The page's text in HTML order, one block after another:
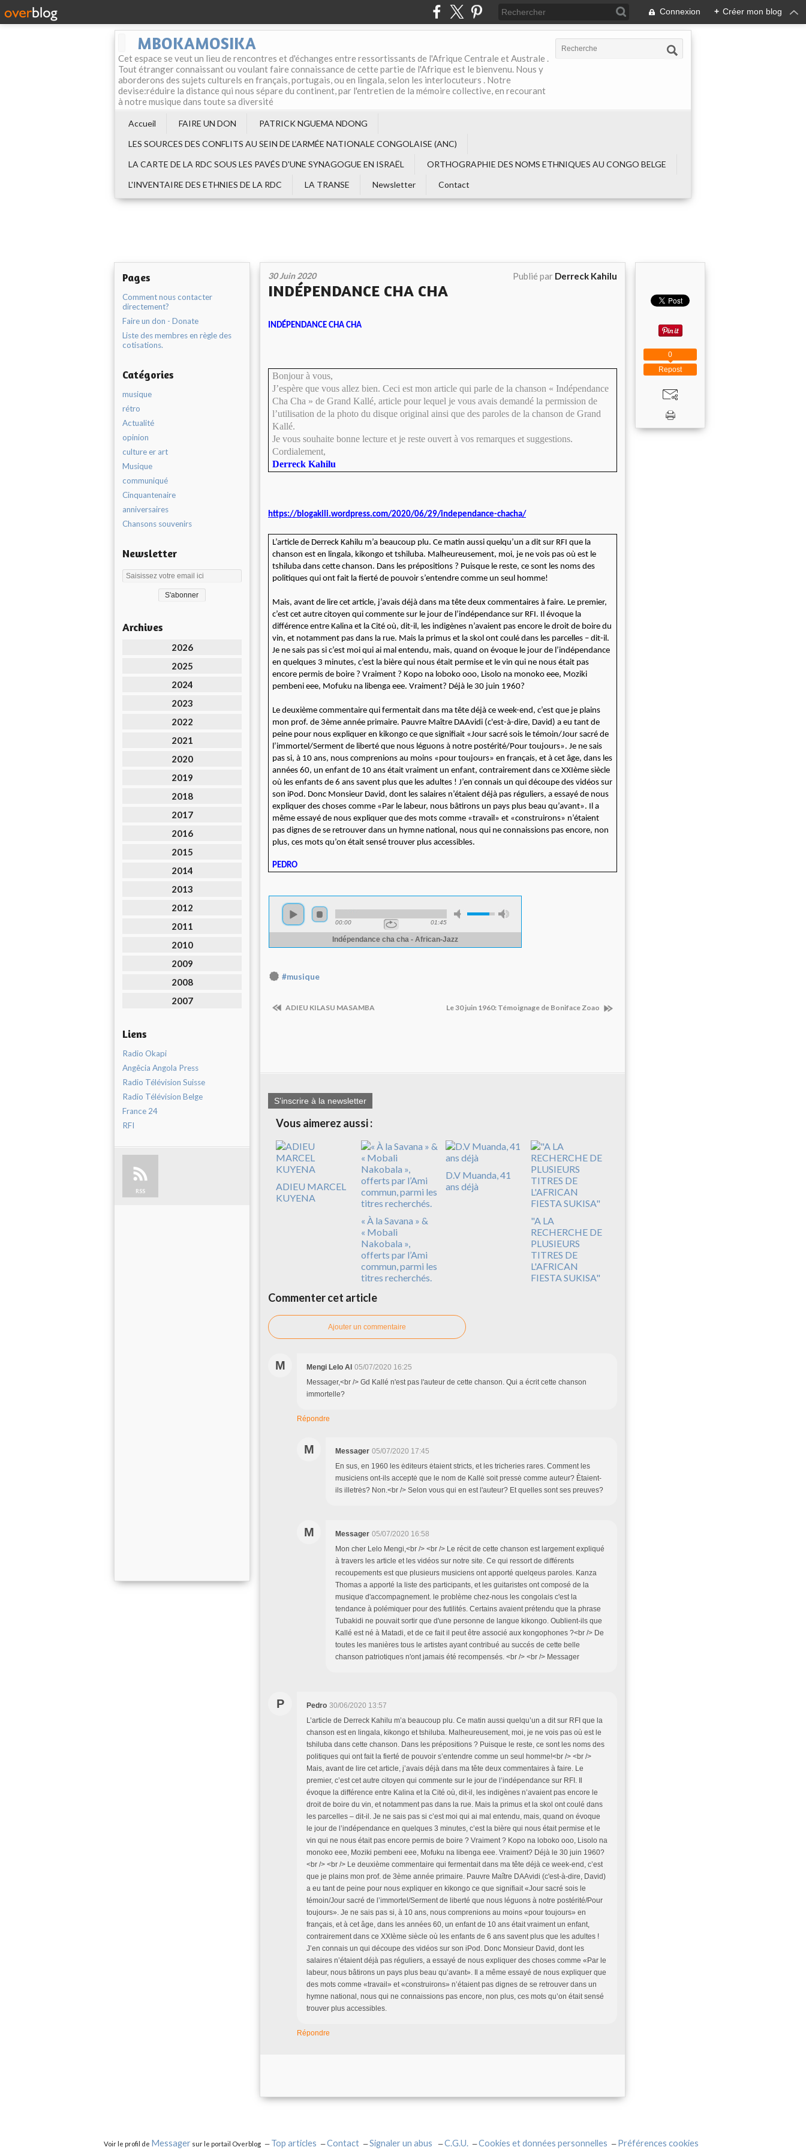
Connexion + Créer mon blog
MBOKAMOSIKA
Cet espace se veut un lieu de rencontres et d'échanges entre ressortissants de l'Afrique Centrale et Australe .
Tout étranger connaissant ou voulant faire connaissance de cette partie de l'Afrique est le bienvenu. Nous y
aborderons des sujets culturels en français, portugais, ou en lingala, selon les interlocuteurs . Notre
devise:réduire la distance qui nous sépare du continent, par l'entretien de la mémoire collective, en recourant
à notre musique dans toute sa diversité
Accueil FAIRE UN DON
PATRICK NGUEMA NDONG
LES SOURCES DES CONFLITS AU SEIN DE L‘ARMÉE NATIONALE CONGOLAISE (ANC)
LA CARTE DE LA RDC SOUS LES PAVÉS D'UNE SYNAGOGUE EN ISRAËL
ORTHOGRAPHIE DES NOMS ETHNIQUES AU CONGO BELGE
L'INVENTAIRE DES ETHNIES DE LA RDC
LA TRANSE Newsletter Contact
Pages
Comment nous contacter
directement?
Faire un don - Donate
Liste des membres en règle des
cotisations.
Catégories
musique
rétro
Actualité
opinion
culture er art
Musique
communiqué
Cinquantenaire
anniversaires
Chansons souvenirs
Newsletter
Archives
2026
2025
2024
2023
2022
2021
2020
2019
2018
2017
2016
2015
2014
2013
2012
2011
2010
2009
2008
2007
Liens
Radio Okapi
Angêcia Angola Press
Radio Télévision Suisse
Radio Télévision Belge
France 24
RFI
RSS
30 Juin 2020 Publié par Derreck Kahilu
INDÉPENDANCE CHA CHA
INDÉPENDANCE CHA CHA
Bonjour à vous,
J’espère que vous allez bien. Ceci est mon article qui parle de la chanson « Indépendance
Cha Cha » de Grand Kallé, article pour lequel je vous avais demandé la permission de
l’utilisation de la photo du disque original ainsi que des paroles de la chanson de Grand
Kallé.
Je vous souhaite bonne lecture et je reste ouvert à vos remarques et suggestions.
Cordialement,
Derreck Kahilu
https://blogakili.wordpress.com/2020/06/29/independance-chacha/
L’article de Derreck Kahilu m’a beaucoup plu. Ce matin aussi quelqu’un a dit sur RFI que la
chanson est en lingala, kikongo et tshiluba. Malheureusement, moi, je ne vois pas où est le
tshiluba dans cette chanson. Dans les prépositions ? Puisque le reste, ce sont les noms des
politiques qui ont fait la fierté de pouvoir s’entendre comme un seul homme!
Mais, avant de lire cet article, j’avais déjà dans ma tête deux commentaires à faire. Le premier,
c’est cet autre citoyen qui commente sur le jour de l’indépendance sur RFI. Il évoque la
différence entre Kalina et la Cité où, dit-il, les indigènes n’avaient pas encore le droit de boire du
vin, et notamment pas dans la rue. Mais la primus et la skol ont coulé dans les parcelles – dit-il.
Je ne sais pas si c’est moi qui ai mal entendu, mais, quand on évoque le jour de l’indépendance
en quelques 3 minutes, c’est la bière qui nous était permise et le vin qui ne nous était pas
encore permis de boire ? Vraiment ? Kopo na loboko ooo, Lisolo na monoko eee, Moziki
pembeni eee, Mofuku na libenga eee. Vraiment? Déjà le 30 juin 1960?
Le deuxième commentaire qui fermentait dans ma tête déjà ce week-end, c’est que je plains
mon prof. de 3ème année primaire. Pauvre Maître DAAvidi (c'est-à-dire, David) a eu tant de
peine pour nous expliquer en kikongo ce que signifiait «Jour sacré sois le témoin/Jour sacré de
l’immortel/Serment de liberté que nous léguons à notre postérité/Pour toujours». Je ne sais
pas si, à 10 ans, nous comprenions au moins «pour toujours» en français, et à cet âge, dans les
années 60, un enfant de 10 ans était vraiment un enfant, contrairement dans ce XXIème siècle
où les enfants de 6 ans savent plus que les adultes ! J’en connais un qui découpe des vidéos sur
son iPod. Donc Monsieur David, dont les salaires n’étaient déjà pas réguliers, a essayé de nous
expliquer des choses comme «Par le labeur, nous bâtirons un pays plus beau qu’avant». Il a
même essayé de nous expliquer que des mots comme «travail» et «construirons» n’étaient
pas dignes de se retrouver dans un hymne national, nous qui ne connaissions pas encore, non
plus, ces mots qu’on était sensé trouver plus accessibles.
PEDRO
#musique
ADIEU KILASU MASAMBA Le 30 juin 1960: Témoignage de Boniface Zoao
S'inscrire à la newsletter
Vous aimerez aussi :
ADIEU MARCEL
KUYENA
« À la Savana » &
« Mobali
Nakobala »,
offerts par l’Ami
commun, parmi les
titres recherchés.
D.V Muanda, 41
ans déjà
"A LA
RECHERCHE DE
PLUSIEURS
TITRES DE
L'AFRICAN
FIESTA SUKISA"
Commenter cet article
Ajouter un commentaire
M Mengi Lelo Al 05/07/2020 16:25
Messager,<br /> Gd Kallé n'est pas l'auteur de cette chanson. Qui a écrit cette chanson
immortelle?
Répondre
M Messager 05/07/2020 17:45
En sus, en 1960 les ėditeurs ėtaient stricts, et les tricheries rares. Comment les
musiciens ont-ils acceptė que le nom de Kallė soit pressė comme auteur? Ètaient-
ils illetrės? Non.<br /> Selon vous qui en est l'auteur? Et quelles sont ses preuves?
M Messager 05/07/2020 16:58
Mon cher Lelo Mengi,<br /> <br /> Le récit de cette chanson est largement expliqué
à travers les article et les vidéos sur notre site. Ce qui ressort de différents
recoupements est que plusieurs musiciens ont apporté quelqeus paroles. Kanza
Thomas a apporté la liste des participants, et les guitaristes ont composé de la
musique d'accompagnement. le problème chez-nous les congolais c'est la
tendance à polémiquer pour des futilités. Certains avaient prétendu que la phrase
Tubakidi ne pouvait sortir que d'une personne de langue kikongo. Oublient-ils que
Kallé est né à Matadi, et de ce fait il peut être associé aux kongophones ?<br /> De
toutes les manières tous le artistes ayant contribué au succés de cette belle
chanson patriotiques n'ont jamais été recompensés. <br /> <br /> Messager
P Pedro 30/06/2020 13:57
L’article de Derreck Kahilu m’a beaucoup plu. Ce matin aussi quelqu’un a dit sur RFI que la
chanson est en lingala, kikongo et tshiluba. Malheureusement, moi, je ne vois pas où est le
tshiluba dans cette chanson. Dans les prépositions ? Puisque le reste, ce sont les noms des
politiques qui ont fait la fierté de pouvoir s’entendre comme un seul homme!<br /> <br />
Mais, avant de lire cet article, j’avais déjà dans ma tête deux commentaires à faire. Le
premier, c’est cet autre citoyen qui commente sur le jour de l’indépendance sur RFI. Il
évoque la différence entre Kalina et la Cité où, dit-il, les indigènes n’avaient pas encore le
droit de boire du vin, et notamment pas dans la rue. Mais la primus et la skol ont coulé dans
les parcelles – dit-il. Je ne sais pas si c’est moi qui ai mal entendu, mais, quand on évoque
le jour de l’indépendance en quelques 3 minutes, c’est la bière qui nous était permise et le
vin qui ne nous était pas encore permis de boire ? Vraiment ? Kopo na loboko ooo, Lisolo na
monoko eee, Moziki pembeni eee, Mofuku na libenga eee. Vraiment? Déjà le 30 juin 1960?
<br /> <br /> Le deuxième commentaire qui fermentait dans ma tête déjà ce week-end, c’est
que je plains mon prof. de 3ème année primaire. Pauvre Maître DAAvidi (c'est-à-dire, David)
a eu tant de peine pour nous expliquer en kikongo ce que signifiait «Jour sacré sois le
témoin/Jour sacré de l’immortel/Serment de liberté que nous léguons à notre postérité/Pour
toujours». Je ne sais pas si, à 10 ans, nous comprenions au moins «pour toujours» en
français, et à cet âge, dans les années 60, un enfant de 10 ans était vraiment un enfant,
contrairement dans ce XXIème siècle où les enfants de 6 ans savent plus que les adultes !
J’en connais un qui découpe des vidéos sur son iPod. Donc Monsieur David, dont les
salaires n’étaient déjà pas réguliers, a essayé de nous expliquer des choses comme «Par le
labeur, nous bâtirons un pays plus beau qu’avant». Il a même essayé de nous expliquer que
des mots comme «travail» et «construirons» n’étaient pas dignes de se retrouver dans un
hymne national, nous qui ne connaissions pas encore, non plus, ces mots qu’on était sensé
trouver plus accessibles.
Répondre
Repost
0
Voir le profil de Messager sur le portail Overblog Top articles Contact Signaler un abus C.G.U. Cookies et données personnelles Préférences cookies